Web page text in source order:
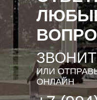
ИЛИ
ОНЛАЙН